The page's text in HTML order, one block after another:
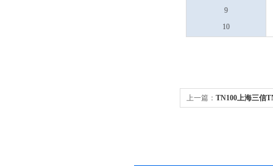
9
10
上一篇： TN100上海三信